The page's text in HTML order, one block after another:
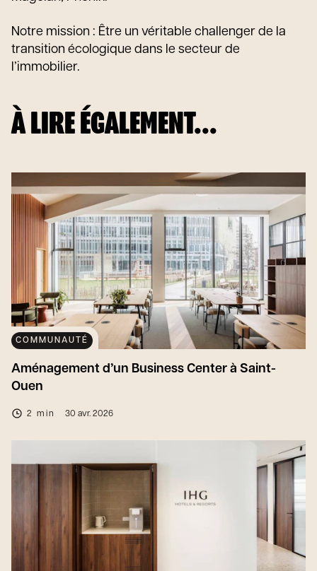
Notre mission : Être un véritable challenger de la
transition écologique dans le secteur de
l’immobilier.
À LIRE ÉGALEMENT...
COMMUNAUTÉ
Aménagement d’un Business Center à Saint-
Ouen
2 min 30 avr. 2026